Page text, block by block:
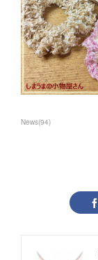
News(94)